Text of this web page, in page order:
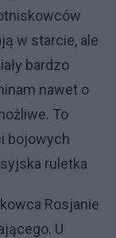
w starcie, ale
bardzo
nawet o
To
bojowych
ruletka
Rosjanie
U